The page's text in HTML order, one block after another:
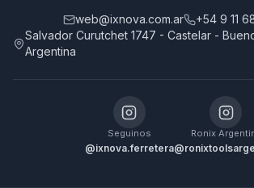
web@ixnova.com.ar
+54 9 11
Salvador Curutchet 1747 - Castelar -
Argentina
Seguinos
@ixnova.ferretera
Ronix